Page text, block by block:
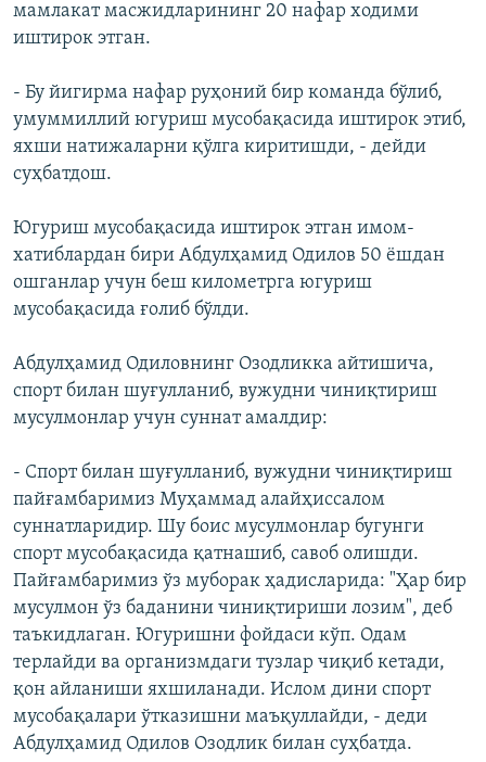
мамлакат масжидларининг 20 нафар ходими
иштирок этган.
- Бу йигирма нафар руҳоний бир команда бўлиб,
умуммиллий югуриш мусобақасида иштирок этиб,
яхши натижаларни қўлга киритишди, - дейди
суҳбатдош.
Югуриш мусобақасида иштирок этган имом-
хатиблардан бири Абдулҳамид Одилов 50 ëшдан
ошганлар учун беш километрга югуриш
мусобақасида ғолиб бўлди.
Абдулҳамид Одиловнинг Озодликка айтишича,
спорт билан шуғулланиб, вужудни чиниқтириш
мусулмонлар учун суннат амалдир:
- Спорт билан шуғулланиб, вужудни чиниқтириш
пайғамбаримиз Муҳаммад алайҳиссалом
суннатларидир. Шу боис мусулмонлар бугунги
спорт мусобақасида қатнашиб, савоб олишди.
Пайғамбаримиз ўз муборак ҳадисларида: "Ҳар бир
мусулмон ўз баданини чиниқтириши лозим", деб
таъкидлаган. Югуришни фойдаси кўп. Одам
терлайди ва организмдаги тузлар чиқиб кетади,
қон айланиши яхшиланади. Ислом дини спорт
мусобақалари ўтказишни маъқуллайди, - деди
Абдулҳамид Одилов Озодлик билан суҳбатда.